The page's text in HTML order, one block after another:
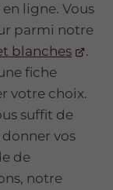
ligne. Vous
parmi notre
blanches
.
fiche
votre choix.
suffit de
vos
de
notre